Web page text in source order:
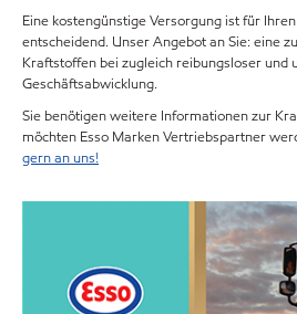
Eine kostengünstige Versorgung ist für
entscheidend. Unser Angebot an Sie: eine
Kraftstoffen bei zugleich reibungsloser und
Geschäftsabwicklung.
Sie benötigen weitere Informationen zur
möchten Esso Marken Vertriebspartner
gern an uns!